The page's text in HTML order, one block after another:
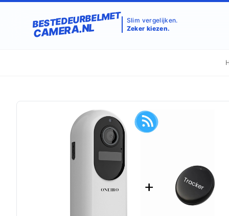
BESTEDEURBELMET
CAMERA.NL
Slim vergelijken.
Zeker kiezen.